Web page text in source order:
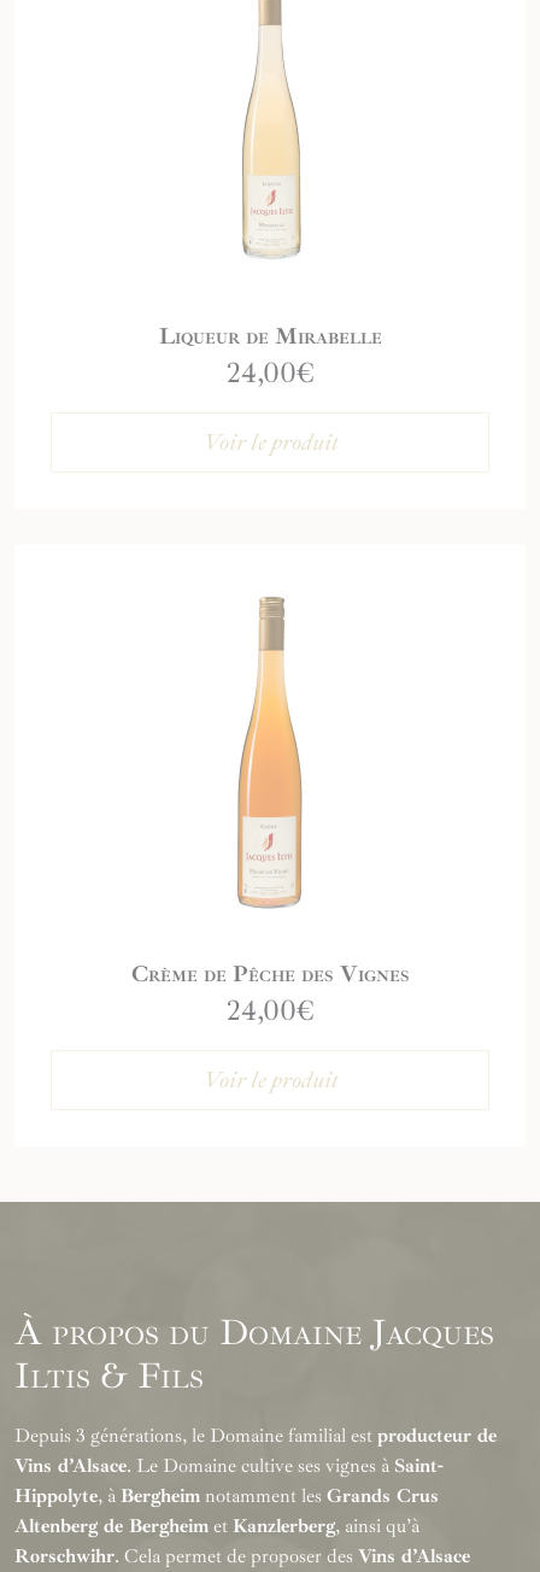
Liqueur de Mirabelle
24,00€
Voir le produit
Crème de Pêche des Vignes
24,00€
Voir le produit
À propos du Domaine Jacques
Iltis & Fils
Depuis 3 générations, le Domaine familial est producteur de
Vins d’Alsace. Le Domaine cultive ses vignes à Saint-
Hippolyte, à Bergheim notamment les Grands Crus
Altenberg de Bergheim et Kanzlerberg, ainsi qu’à
Rorschwihr. Cela permet de proposer des Vins d’Alsace